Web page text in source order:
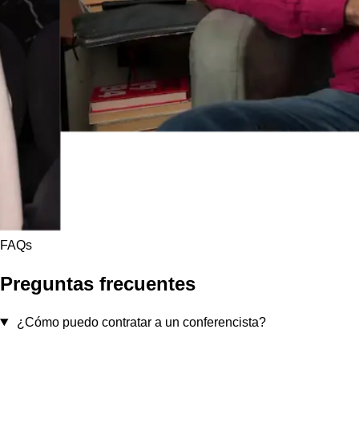
FAQs
Preguntas frecuentes
¿Cómo puedo contratar a un conferencista?